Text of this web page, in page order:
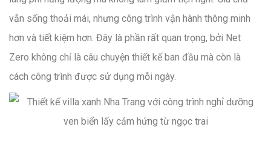
vẫn sống thoải mái, nhưng công trình vận hành thông minh
hơn và tiết kiệm hơn. Đây là phần rất quan trọng, bởi Net
Zero không chỉ là câu chuyện thiết kế ban đầu mà còn là
cách công trình được sử dụng mỗi ngày.